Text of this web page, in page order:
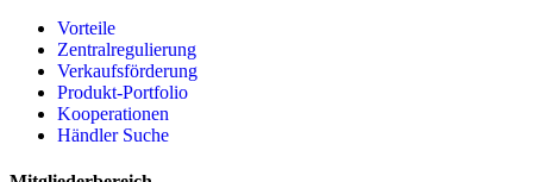
Vorteile
Zentralregulierung
Verkaufsförderung
Produkt-Portfolio
Kooperationen
Händler Suche